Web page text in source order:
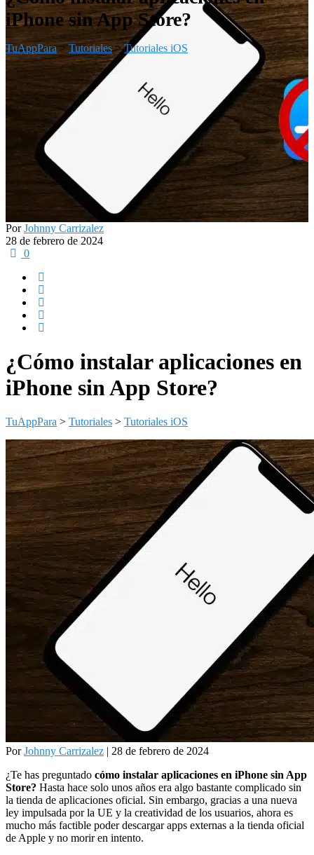
iPhone sin App Store?
TuAppPara> Tutoriales>Tutoriales iOS
PorJohnny Carrizalez
28 de febrero de 2024
0
¿Cómo instalar aplicaciones en
iPhone sin App Store?
TuAppPara > Tutoriales > Tutoriales iOS
PorJohnny Carrizalez | 28 de febrero de 2024
¿Te has preguntado cómo instalar aplicaciones en iPhone sin App
Store? Hasta hace solo unos años era algo bastante complicado sin
la tienda de aplicaciones oficial. Sin embargo, gracias a una nueva
ley impulsada por la UE y la creatividad de los usuarios, ahora es
mucho más factible poder descargar apps externas a la tienda oficial
de Apple y no morir en intento.